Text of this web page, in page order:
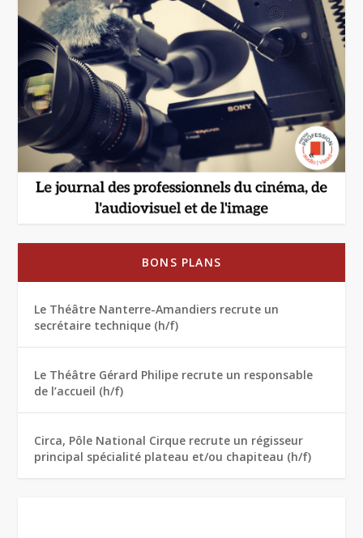
BONS PLANS
Le Théâtre Nanterre-Amandiers recrute un
secrétaire technique (h/f)
Le Théâtre Gérard Philipe recrute un responsable
de l’accueil (h/f)
Circa, Pôle National Cirque recrute un régisseur
principal spécialité plateau et/ou chapiteau (h/f)